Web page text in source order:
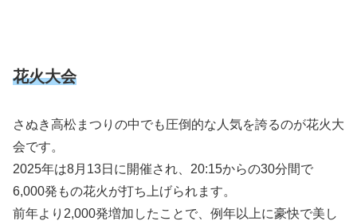
花火大会
さぬき高松まつりの中でも圧倒的な人気を誇るのが花火大
会です。
2025年は8月13日に開催され、20:15からの30分間で
6,000発もの花火が打ち上げられます。
前年より2,000発増加したことで、例年以上に豪快で美し